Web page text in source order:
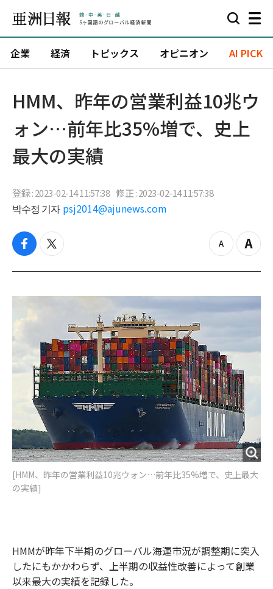
企業 経済 トピックス オピニオン AI PICK
HMM、昨年の営業利益10兆ウ
ォン…前年比35%増で、史上
最大の実績
登録 : 2023-02-14 11:57:38 修正 : 2023-02-14 11:57:38
박수정 기자 psj2014@ajunews.com
f
c
b
t
i
t
z
o
o
Z
o
i
[HMM、昨年の営業利益10兆ウォン…前年比35%増で、史上最大
の実績]
HMMが昨年下半期のグローバル海運市況が調整期に突入
したにもかかわらず、上半期の収益性改善によって創業
以来最大の実績を記録した。